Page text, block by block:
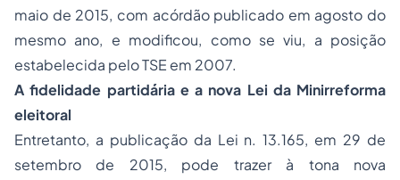
maio de 2015, com acórdão publicado em agosto do
mesmo ano, e modificou, como se viu, a posição
estabelecida pelo TSE em 2007.
A fidelidade partidária e a nova Lei da Minirreforma
eleitoral
Entretanto, a publicação da Lei n. 13.165, em 29 de
setembro de 2015, pode trazer à tona nova